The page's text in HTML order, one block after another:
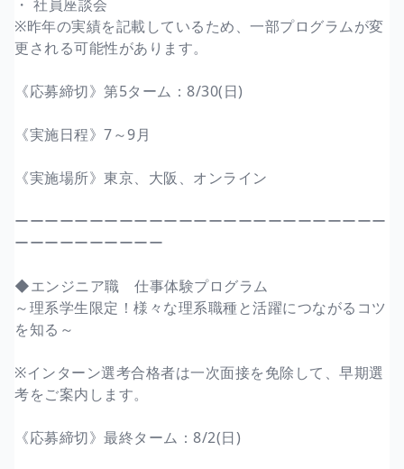
・ 社員座談会
※昨年の実績を記載しているため、一部プログラムが変
更される可能性があります。
《応募締切》第5ターム：8/30(日)
《実施日程》7～9月
《実施場所》東京、大阪、オンライン
ーーーーーーーーーーーーーーーーーーーーーーーーー
ーーーーーーーーーー
◆エンジニア職 仕事体験プログラム
～理系学生限定！様々な理系職種と活躍につながるコツ
を知る～
※インターン選考合格者は一次面接を免除して、早期選
考をご案内します。
《応募締切》最終ターム：8/2(日)